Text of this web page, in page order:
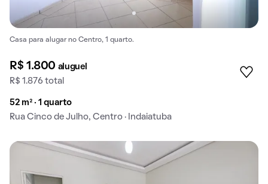
Casa para alugar no Centro, 1 quarto.
R$ 1.800 aluguel
R$ 1.876 total
52 m² · 1 quarto
Rua Cinco de Julho, Centro · Indaiatuba